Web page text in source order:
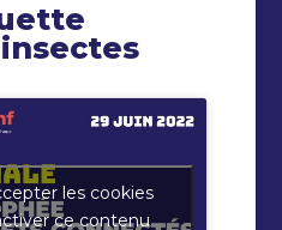
les cookies
ce contenu